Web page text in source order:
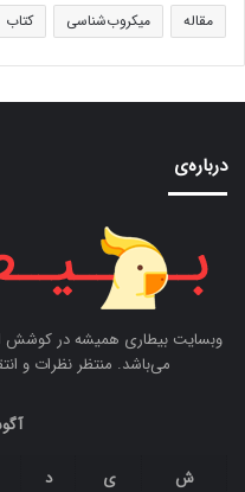
مقاله
میکروب‌شناسی کتاب
درباره‌ی
وبسایت بیطاری همیشه در کوشش
می‌باشد. منتظر نظرات و
ش ی د